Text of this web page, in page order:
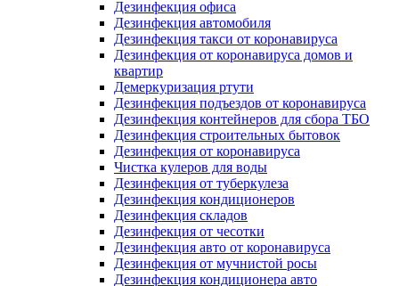
Дезинфекция офиса
Дезинфекция автомобиля
Дезинфекция такси от коронавируса
Дезинфекция от коронавируса домов и
квартир
Демеркуризация ртути
Дезинфекция подъездов от коронавируса
Дезинфекция контейнеров для сбора ТБО
Дезинфекция строительных бытовок
Дезинфекция от коронавируса
Чистка кулеров для воды
Дезинфекция от туберкулеза
Дезинфекция кондиционеров
Дезинфекция складов
Дезинфекция от чесотки
Дезинфекция авто от коронавируса
Дезинфекция от мучнистой росы
Дезинфекция кондиционера авто